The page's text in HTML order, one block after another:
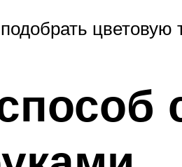
цветовую